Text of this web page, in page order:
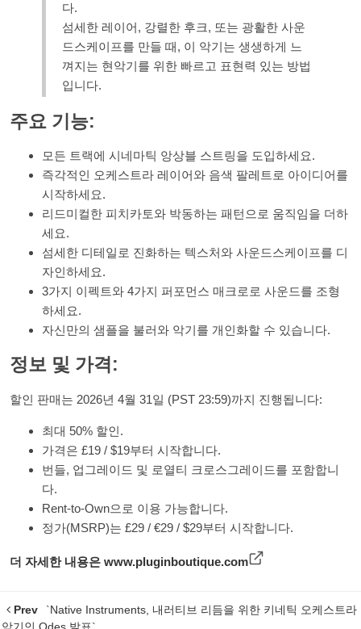
다.
섬세한 레이어, 강렬한 후크, 또는 광활한 사운
드스케이프를 만들 때, 이 악기는 생생하게 느
껴지는 현악기를 위한 빠르고 표현력 있는 방법
입니다.
주요 기능:
모든 트랙에 시네마틱 앙상블 스트링을 도입하세요.
즉각적인 오케스트라 레이어와 음색 팔레트로 아이디어를
시작하세요.
리드미컬한 피치카토와 박동하는 패턴으로 움직임을 더하
세요.
섬세한 디테일로 진화하는 텍스처와 사운드스케이프를 디
자인하세요.
3가지 이펙트와 4가지 퍼포먼스 매크로로 사운드를 조형
하세요.
자신만의 샘플을 불러와 악기를 개인화할 수 있습니다.
정보 및 가격:
할인 판매는 2026년 4월 31일 (PST 23:59)까지 진행됩니다:
최대 50% 할인.
가격은 £19 / $19부터 시작합니다.
번들, 업그레이드 및 로열티 크로스그레이드를 포함합니
다.
Rent-to-Own으로 이용 가능합니다.
정가(MSRP)는 £29 / €29 / $29부터 시작합니다.
더 자세한 내용은 www.pluginboutique.com
Prev
`Native Instruments, 내러티브 리듬을 위한 키네틱 오케스트라
악기인 Odes 발표`